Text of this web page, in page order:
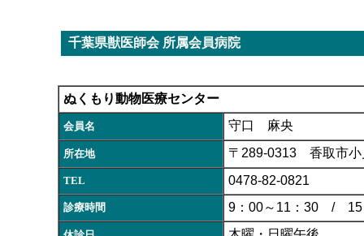
千葉県獣医師会 所属会員病院
ぬくもり動物医療センター
会員名 守口 麻央
所在地 〒289-0313 香取市小
TEL 0478-82-0821
診療時間 9：00～11：30 / 15